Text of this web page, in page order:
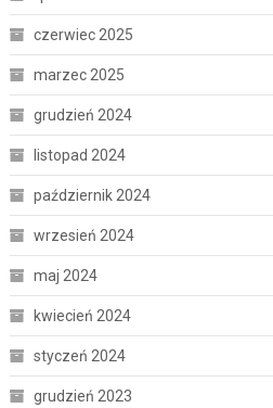
czerwiec 2025
marzec 2025
grudzień 2024
listopad 2024
październik 2024
wrzesień 2024
maj 2024
kwiecień 2024
styczeń 2024
grudzień 2023